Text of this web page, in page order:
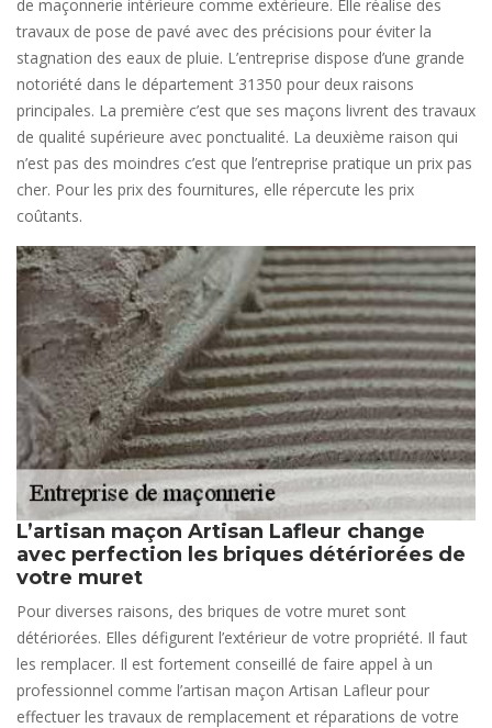
de maçonnerie intérieure comme extérieure. Elle réalise des
travaux de pose de pavé avec des précisions pour éviter la
stagnation des eaux de pluie. L’entreprise dispose d’une grande
notoriété dans le département 31350 pour deux raisons
principales. La première c’est que ses maçons livrent des travaux
de qualité supérieure avec ponctualité. La deuxième raison qui
n’est pas des moindres c’est que l’entreprise pratique un prix pas
cher. Pour les prix des fournitures, elle répercute les prix
coûtants.
L’artisan maçon Artisan Lafleur change
avec perfection les briques détériorées de
votre muret
Pour diverses raisons, des briques de votre muret sont
détériorées. Elles défigurent l’extérieur de votre propriété. Il faut
les remplacer. Il est fortement conseillé de faire appel à un
professionnel comme l’artisan maçon Artisan Lafleur pour
effectuer les travaux de remplacement et réparations de votre